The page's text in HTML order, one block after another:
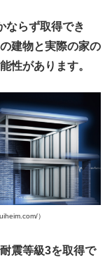
ならず取得でき
建物と実際の家の
性があります。
）
震等級3を取得で